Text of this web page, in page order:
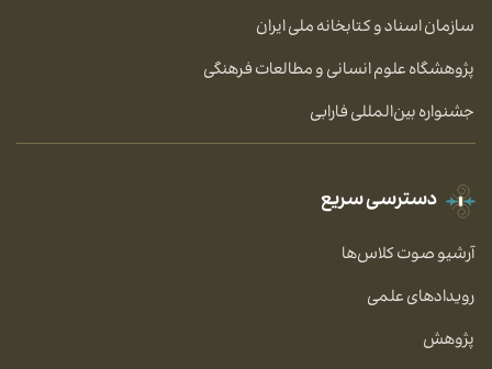
سازمان اسناد و کتابخانه ملی ایران
پژوهشگاه علوم انسانی و مطالعات فرهنگی
جشنواره بین‌المللی فارابی
دسترسی سریع
آرشیو صوت کلاس‌ها
رویدادهای علمی
پژوهش